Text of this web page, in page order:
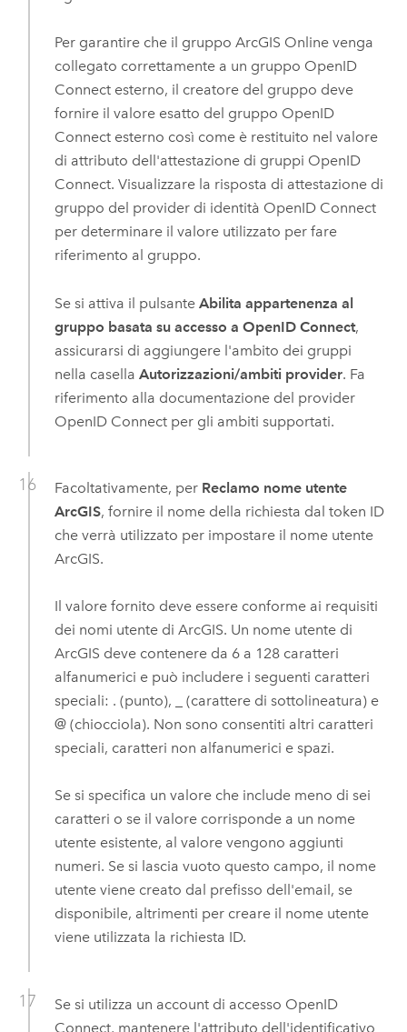
Per garantire che il gruppo ArcGIS Onlinevenga
collegato correttamente a un gruppo OpenID
Connectesterno, il creatore del gruppo deve
fornire il valore esatto del gruppo OpenID
Connectesterno così come è restituito nel valore
di attributo dell'attestazione di gruppi OpenID
Connect. Visualizzare la risposta di attestazione di
gruppo del provider di identità OpenID Connect
per determinare il valore utilizzato per fare
riferimento al gruppo.
Se si attiva il pulsante Abilita appartenenza al
gruppo basata su accesso a OpenID Connect,
assicurarsi di aggiungere l'ambito dei gruppi
nella casella Autorizzazioni/ambiti provider. Fa
riferimento alla documentazione del provider
OpenID Connectper gli ambiti supportati.
Facoltativamente, per Reclamo nome utente
ArcGIS, fornire il nome della richiesta dal token ID
che verrà utilizzato per impostare il nome utente
ArcGIS.
Il valore fornito deve essere conforme ai requisiti
dei nomi utente di ArcGIS. Un nome utente di
ArcGIS deve contenere da 6 a 128 caratteri
alfanumerici e può includere i seguenti caratteri
speciali: . (punto), _ (carattere di sottolineatura) e
@ (chiocciola). Non sono consentiti altri caratteri
speciali, caratteri non alfanumerici e spazi.
Se si specifica un valore che include meno di sei
caratteri o se il valore corrisponde a un nome
utente esistente, al valore vengono aggiunti
numeri. Se si lascia vuoto questo campo, il nome
utente viene creato dal prefisso dell'email, se
disponibile, altrimenti per creare il nome utente
viene utilizzata la richiesta ID.
Se si utilizza un account di accesso OpenID
Connect, mantenere l'attributo dell'identificativo